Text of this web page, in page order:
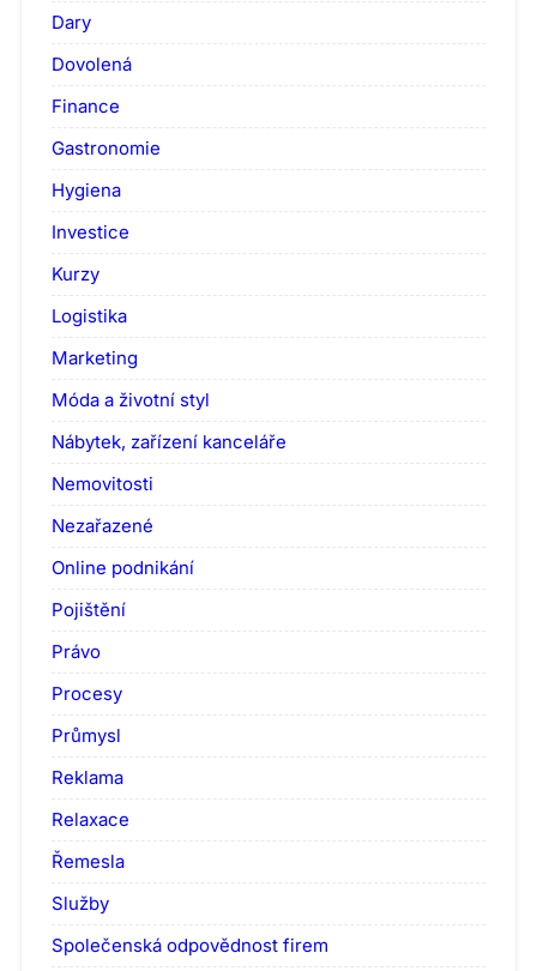
Dary
Dovolená
Finance
Gastronomie
Hygiena
Investice
Kurzy
Logistika
Marketing
Móda a životní styl
Nábytek, zařízení kanceláře
Nemovitosti
Nezařazené
Online podnikání
Pojištění
Právo
Procesy
Průmysl
Reklama
Relaxace
Řemesla
Služby
Společenská odpovědnost firem